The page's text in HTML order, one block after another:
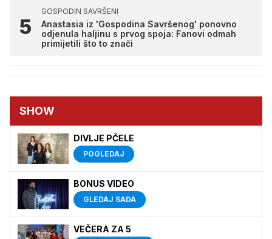
GOSPODIN SAVRŠENI
Anastasia iz 'Gospodina Savršenog' ponovno
odjenula haljinu s prvog spoja: Fanovi odmah
primijetili što to znači
SHOW
DIVLJE PČELE
POGLEDAJ
BONUS VIDEO
GLEDAJ SADA
VEČERA ZA 5